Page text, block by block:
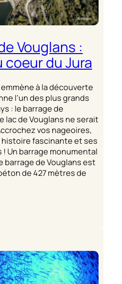
Vouglans :
coeur du Jura
à la découverte
l’un des plus grands
: le barrage de
lac de Vouglans ne serait
vos nageoires,
fascinante et ses
Un barrage monumental
barrage de Vouglans est
de 427 mètres de